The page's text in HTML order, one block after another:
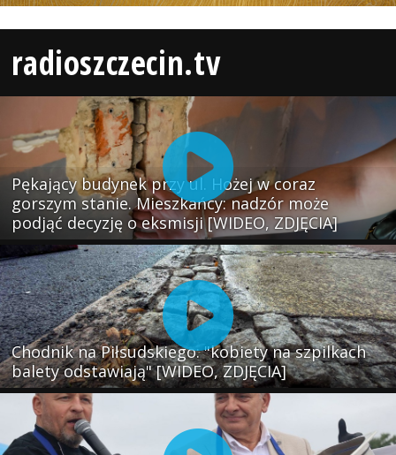
radioszczecin.tv
Pękający budynek przy ul. Hożej w coraz
gorszym stanie. Mieszkańcy: nadzór może
podjąć decyzję o eksmisji [WIDEO, ZDJĘCIA]
Chodnik na Piłsudskiego: "kobiety na szpilkach
balety odstawiają" [WIDEO, ZDJĘCIA]